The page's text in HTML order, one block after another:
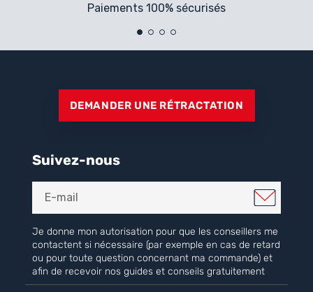
Paiements 100% sécurisés
DEMANDER UNE RÉTRACTATION
Suivez-nous
Je donne mon autorisation pour que les conseillers me
contactent si nécessaire (par exemple en cas de retard
ou pour toute question concernant ma commande) et
afin de recevoir nos guides et conseils gratuitement